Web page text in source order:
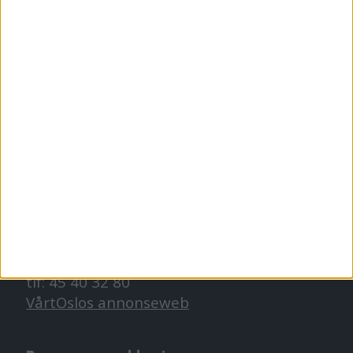
tlf: 45 40 32 80
VårtOslos annonseweb